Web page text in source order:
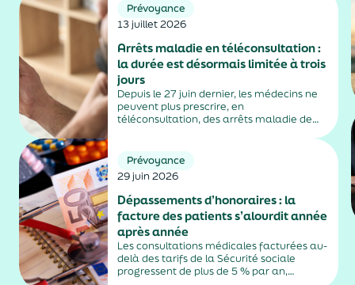
Prévoyance
13 juillet 2026
Arrêts maladie en téléconsultation :
la durée est désormais limitée à trois
jours
Depuis le 27 juin dernier, les médecins ne
peuvent plus prescrire, en
téléconsultation, des arrêts maladie de
sociales et fiscales, s'inscrit dans un
durcissement plus...
Prévoyance
29 juin 2026
Dépassements d’honoraires : la
facture des patients s’alourdit année
après année
Les consultations médicales facturées au-
delà des tarifs de la Sécurité sociale
progressent de plus de 5 % par an,